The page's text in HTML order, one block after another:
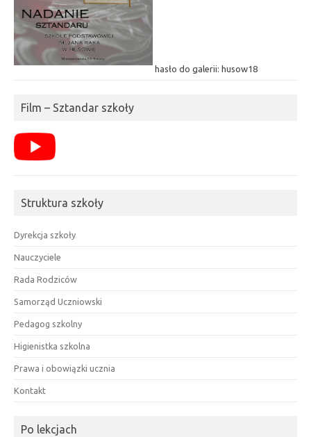
hasło do galerii: husow18
Film – Sztandar szkoły
Struktura szkoły
Dyrekcja szkoły
Nauczyciele
Rada Rodziców
Samorząd Uczniowski
Pedagog szkolny
Higienistka szkolna
Prawa i obowiązki ucznia
Kontakt
Po lekcjach